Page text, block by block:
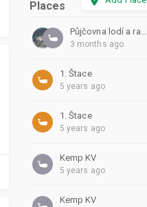
Places
Půjčovna lodí a raftů Vydra
3 months ago
1. Štace
5 years ago
1. Štace
5 years ago
Kemp KV
5 years ago
Kemp KV